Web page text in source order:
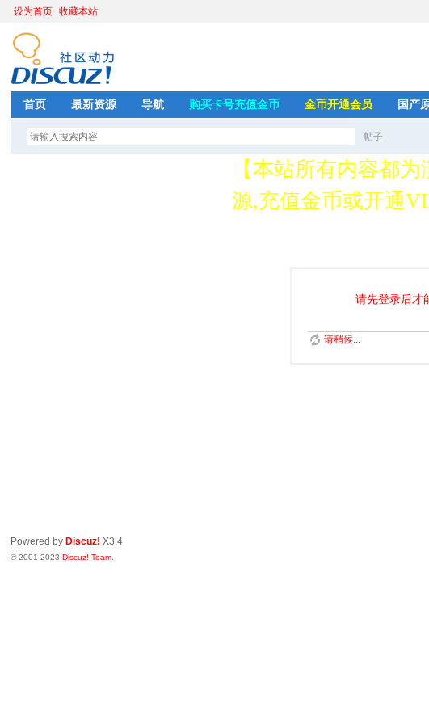
设为首页 收藏本站
首页 最新资源 导航 购买卡号充值金币 金币开通会员 国产
帖子
搜
【本站所有内容都
源,充值金币或开通
请先登录后才
请稍候...
Powered by Discuz! X3.4
© 2001-2023Discuz! Team